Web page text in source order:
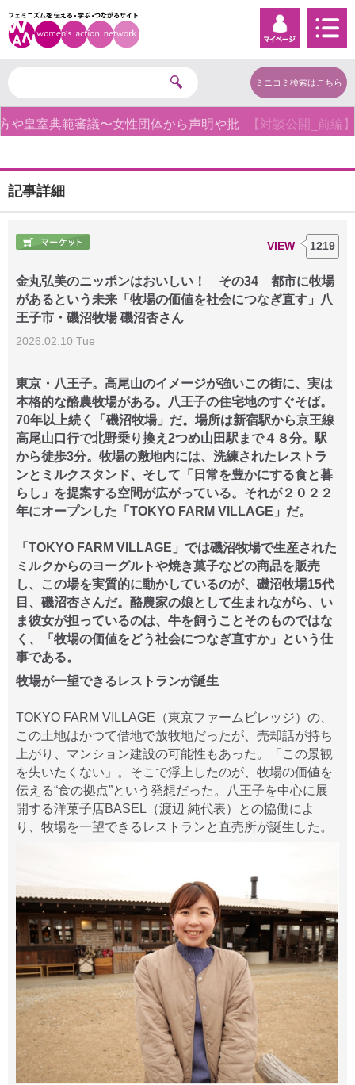
ミニコミ検索はこちら
【対談公開_前編】第3回「性売買という奴隷制度をなくす
記事詳細
VIEW 1219
金丸弘美のニッポンはおいしい！ その34 都市に牧場
があるという未来「牧場の価値を社会につなぎ直す」八
王子市・磯沼牧場 磯沼杏さん
2026.02.10 Tue
東京・八王子。高尾山のイメージが強いこの街に、実は
本格的な酪農牧場がある。八王子の住宅地のすぐそば。
70年以上続く「磯沼牧場」だ。場所は新宿駅から京王線
高尾山口行で北野乗り換え2つめ山田駅まで４８分。駅
から徒歩3分。牧場の敷地内には、洗練されたレストラ
ンとミルクスタンド、そして「日常を豊かにする食と暮
らし」を提案する空間が広がっている。それが２０２２
年にオープンした「TOKYO FARM VILLAGE」だ。
「TOKYO FARM VILLAGE」では磯沼牧場で生産された
ミルクからのヨーグルトや焼き菓子などの商品を販売
し、この場を実質的に動かしているのが、磯沼牧場15代
目、磯沼杏さんだ。酪農家の娘として生まれながら、い
ま彼女が担っているのは、牛を飼うことそのものではな
く、「牧場の価値をどう社会につなぎ直すか」という仕
事である。
牧場が一望できるレストランが誕生
TOKYO FARM VILLAGE（東京ファームビレッジ）の、
この土地はかつて借地で放牧地だったが、売却話が持ち
上がり、マンション建設の可能性もあった。「この景観
を失いたくない」。そこで浮上したのが、牧場の価値を
伝える“食の拠点”という発想だった。八王子を中心に展
開する洋菓子店BASEL（渡辺 純代表）との協働によ
り、牧場を一望できるレストランと直売所が誕生した。